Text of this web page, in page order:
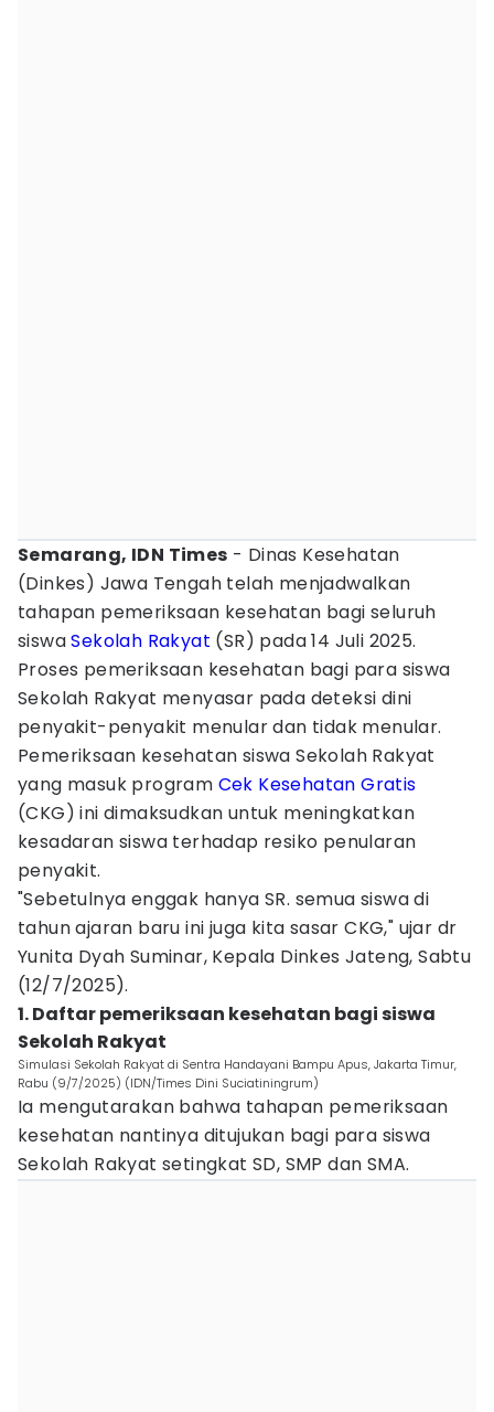
Semarang, IDN Times - Dinas Kesehatan
(Dinkes) Jawa Tengah telah menjadwalkan
tahapan pemeriksaan kesehatan bagi seluruh
siswaSekolah Rakyat (SR) pada 14 Juli 2025.
Proses pemeriksaan kesehatan bagi para siswa
Sekolah Rakyat menyasar pada deteksi dini
penyakit-penyakit menular dan tidak menular.
Pemeriksaan kesehatan siswa Sekolah Rakyat
yang masuk program Cek Kesehatan Gratis
(CKG) ini dimaksudkan untuk meningkatkan
kesadaran siswa terhadap resiko penularan
penyakit.
"Sebetulnya enggak hanya SR. semua siswa di
tahun ajaran baru ini juga kita sasar CKG," ujar dr
Yunita Dyah Suminar, Kepala Dinkes Jateng, Sabtu
(12/7/2025).
1. Daftar pemeriksaan kesehatan bagi siswa
Sekolah Rakyat
Simulasi Sekolah Rakyat di Sentra Handayani Bampu Apus, Jakarta Timur,
Rabu (9/7/2025) (IDN/Times Dini Suciatiningrum)
Ia mengutarakan bahwa tahapan pemeriksaan
kesehatan nantinya ditujukan bagi para siswa
Sekolah Rakyat setingkat SD, SMP dan SMA.